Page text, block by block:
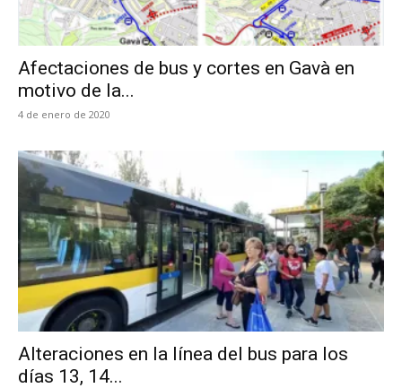
Afectaciones de bus y cortes en Gavà en
motivo de la...
4 de enero de 2020
Alteraciones en la línea del bus para los
días 13, 14...